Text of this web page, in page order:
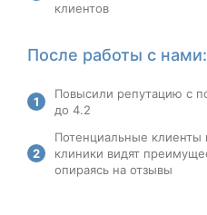
клиентов
После работы с нами:
Повысили репутацию с
до 4.2
Потенциальные клиенты
клиники видят
опираясь на отзывы